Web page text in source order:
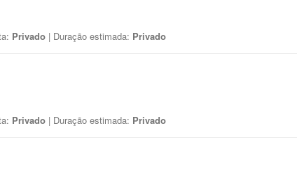
Privado | Duração estimada: Privado
Privado | Duração estimada: Privado